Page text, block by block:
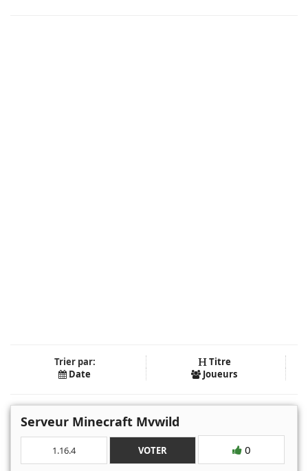
Trier par:
Titre
Date
Joueurs
Serveur Minecraft Mvwild
1.16.4 VOTER 0